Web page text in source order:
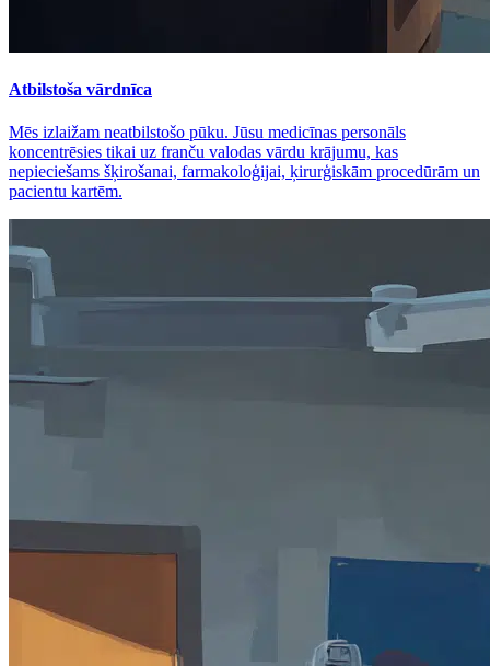
Atbilstoša vārdnīca
Mēs izlaižam neatbilstošo pūku. Jūsu medicīnas personāls
koncentrēsies tikai uz franču valodas vārdu krājumu, kas
nepieciešams šķirošanai, farmakoloģijai, ķirurģiskām procedūrām un
pacientu kartēm.